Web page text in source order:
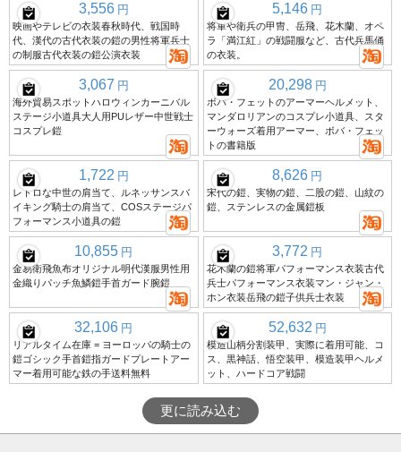
3,556 円
映画やテレビの衣装春秋時代、戦国時
代、漢代の古代衣装の鎧の男性将軍兵士
の制服古代衣装の鎧公演衣装
5,146 円
将軍や衛兵の甲冑、岳飛、花木蘭、オペ
ラ「満江紅」の戦闘服など、古代兵馬俑
の衣装。
3,067 円
海外貿易スポットハロウィンカーニバル
ステージ小道具大人用PUレザー中世戦士
コスプレ鎧
20,298 円
ボバ・フェットのアーマーヘルメット、
マンダロリアンのコスプレ小道具、スタ
ーウォーズ着用アーマー、ボバ・フェッ
トの書籍版
1,722 円
レトロな中世の肩当て、ルネッサンスバ
イキング騎士の肩当て、COSステージパ
フォーマンス小道具の鎧
8,626 円
宋代の鎧、実物の鎧、二股の鎧、山紋の
鎧、ステンレスの金属鎧板
10,855 円
金易衛飛魚布オリジナル明代漢服男性用
金織りパッチ魚鱗鎧手首ガード腕鎧
3,772 円
花木蘭の鎧将軍パフォーマンス衣装古代
兵士パフォーマンス衣装マン・ジャン・
ホン衣装岳飛の鎧子供兵士衣装
32,106 円
リアルタイム在庫 = ヨーロッパの騎士の
鎧ゴシック手首鎧指ガードプレートアー
マー着用可能な鉄の手送料無料
52,632 円
模造山柄分割装甲、実際に着用可能、コ
ス、黒神話、悟空装甲、模造装甲ヘルメ
ット、ハードコア戦闘
更に読み込む